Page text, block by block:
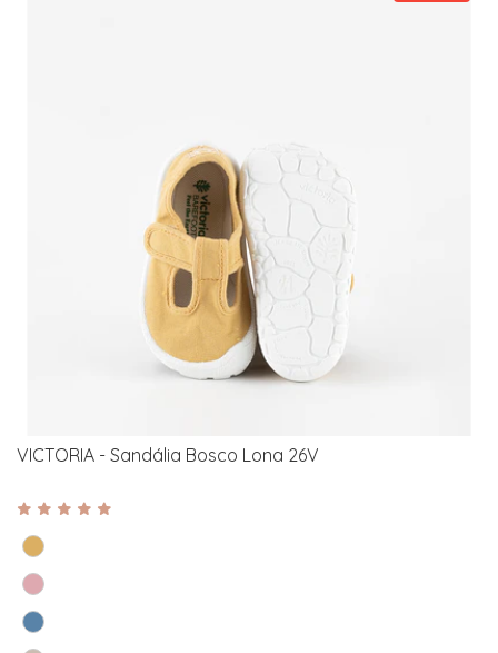
VICTORIA - Sandália Bosco Lona 26V